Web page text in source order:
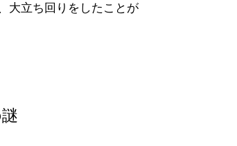
大立ち回りをしたことが